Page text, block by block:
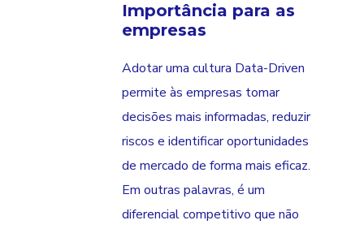
Importância para as
empresas
Adotar uma cultura Data-Driven
permite às empresas tomar
decisões mais informadas, reduzir
riscos e identificar oportunidades
de mercado de forma mais eficaz.
Em outras palavras, é um
diferencial competitivo que não